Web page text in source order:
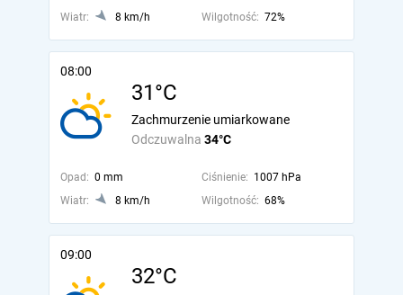
Wiatr: 8 km/h Wilgotność: 72%
08:00
31°C
Odczuwalna 34°C
Zachmurzenie umiarkowane
Opad: 0 mm Ciśnienie: 1007 hPa
Wiatr:
8 km/h Wilgotność: 68%
09:00
32°C